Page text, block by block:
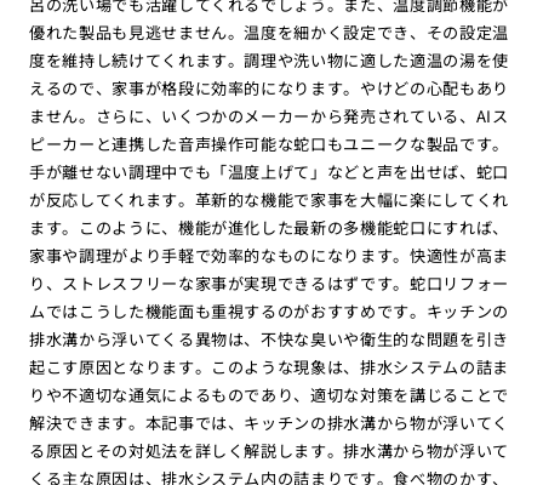
優れた製品も見逃せません。温度を細かく設定でき、その設定温
度を維持し続けてくれます。調理や洗い物に適した適温の湯を使
えるので、家事が格段に効率的になります。やけどの心配もあり
ません。さらに、いくつかのメーカーから発売されている、AIス
ピーカーと連携した音声操作可能な蛇口もユニークな製品です。
手が離せない調理中でも「温度上げて」などと声を出せば、蛇口
が反応してくれます。革新的な機能で家事を大幅に楽にしてくれ
ます。このように、機能が進化した最新の多機能蛇口にすれば、
家事や調理がより手軽で効率的なものになります。快適性が高ま
り、ストレスフリーな家事が実現できるはずです。蛇口リフォー
ムではこうした機能面も重視するのがおすすめです。キッチンの
排水溝から浮いてくる異物は、不快な臭いや衛生的な問題を引き
起こす原因となります。このような現象は、排水システムの詰ま
りや不適切な通気によるものであり、適切な対策を講じることで
解決できます。本記事では、キッチンの排水溝から物が浮いてく
る原因とその対処法を詳しく解説します。排水溝から物が浮いて
くる主な原因は、排水システム内の詰まりです。食べ物のかす、